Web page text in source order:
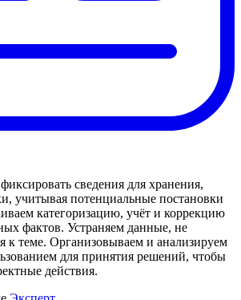
сведения для хранения,
учитывая потенциальные постановки
категоризацию, учёт и коррекцию
фактов. Устраняем данные, не
теме. Организовываем и анализируем
для принятия решений, чтобы
действия.